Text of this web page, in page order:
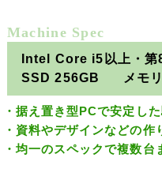
Machine Spec
Intel Core i5以上・第
SSD 256GB
メモ
据え置き型PCで安定し
資料やデザインなどの作
均一のスペックで複数台